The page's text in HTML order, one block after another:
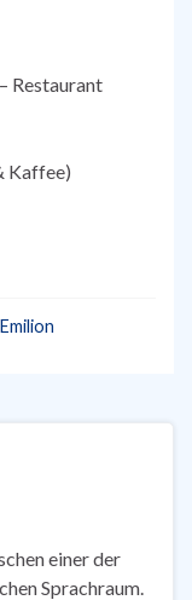
Restaurant
Kaffee)
einer der
Sprachraum.